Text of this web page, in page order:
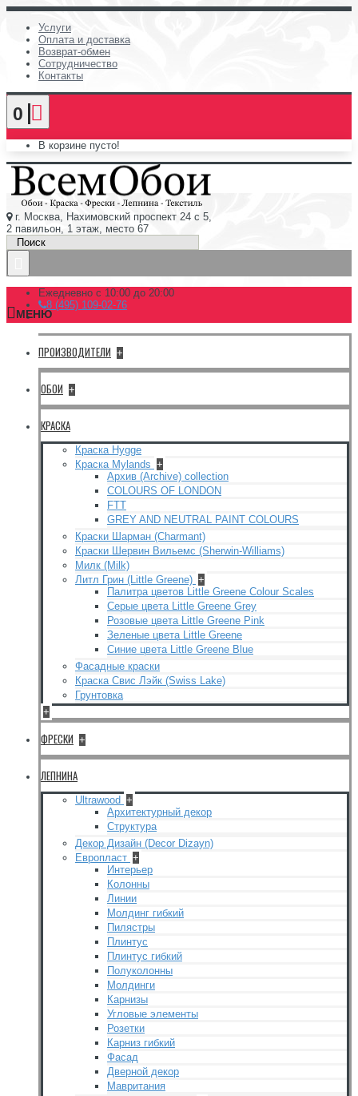
Услуги
Оплата и доставка
Возврат-обмен
Сотрудничество
Контакты
0
В корзине пусто!
г. Москва, Нахимовский проспект 24 с 5,
2 павильон, 1 этаж, место 67
Ежедневно с 10:00 до 20:00
8 (495) 109-02-76
МЕНЮ
ПРОИЗВОДИТЕЛИ +
ОБОИ +
КРАСКА
Краска Hygge
Краска Mylands +
Архив (Archive) collection
COLOURS OF LONDON
FTT
GREY AND NEUTRAL PAINT COLOURS
Краски Шарман (Charmant)
Краски Шервин Вильемс (Sherwin-Williams)
Милк (Milk)
Литл Грин (Little Greene) +
Палитра цветов Little Greene Colour Scales
Серые цвета Little Greene Grey
Розовые цвета Little Greene Pink
Зеленые цвета Little Greene
Синие цвета Little Greene Blue
Фасадные краски
Краска Свис Лэйк (Swiss Lake)
Грунтовка
+
ФРЕСКИ +
ЛЕПНИНА
Ultrawood +
Архитектурный декор
Структура
Декор Дизайн (Decor Dizayn)
Европласт +
Интерьер
Колонны
Линии
Молдинг гибкий
Пилястры
Плинтус
Плинтус гибкий
Полуколонны
Молдинги
Карнизы
Угловые элементы
Розетки
Карниз гибкий
Фасад
Дверной декор
Мавритания